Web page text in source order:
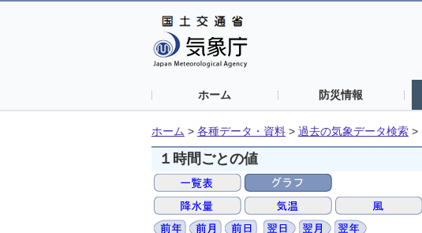
ホーム 防災情報
ホーム > 各種データ・資料 > 過去の気象データ検索 >
１時間ごとの値